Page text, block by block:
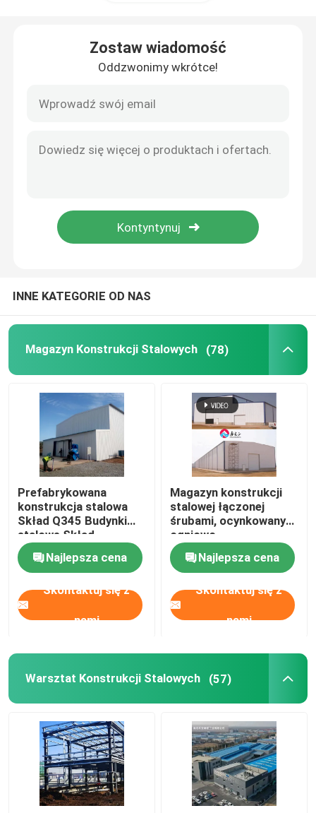
Budynki biurowe ze stali
Domy prefabrykowane ze stali
Materiał konstrukcyjny ze stali
klatka dla kur niosek
System podłogowy dla brojlerów
Zostaw wiadomość
Oddzwonimy wkrótce!
INNE KATEGORIE OD NAS
Magazyn Konstrukcji Stalowych (78)
Prefabrykowana
konstrukcja stalowa
Skład Q345 Budynki
stalowe Skład
Najlepsza cena
Skontaktuj się z
nami
Magazyn konstrukcji
stalowej łączonej
śrubami, ocynkowany
ogniowo
Najlepsza cena
Skontaktuj się z
nami
Warsztat Konstrukcji Stalowych (57)